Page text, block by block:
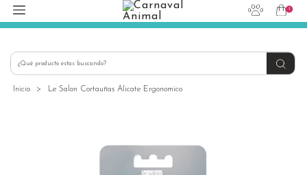
+56939145030
1
Inicio > Le Salon Cortauñas Alicate Ergonomico